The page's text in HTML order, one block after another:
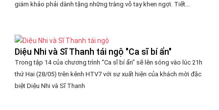
giám khảo phải dành tặng những tràng vỗ tay khen ngợi. Tiết...
Diệu Nhi và Sĩ Thanh tái ngộ "Ca sĩ bí ẩn"
Trong tập 14 của chương trình “Ca sĩ bí ẩn” sẽ lên sóng vào lúc 21h
thứ Hai (28/05) trên kênh HTV7 với sự xuất hiện của khách mời đặc
biệt Diệu Nhi và Sĩ Thanh